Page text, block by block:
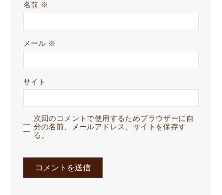
名前 ※
メール ※
サイト
次回のコメントで使用するためブラウザーに自
分の名前、メールアドレス、サイトを保存す
る。